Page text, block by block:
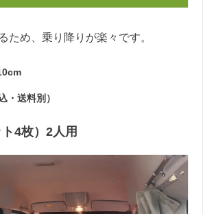
ため、乗り降りが楽々です。
・送料別）
4枚）2人用